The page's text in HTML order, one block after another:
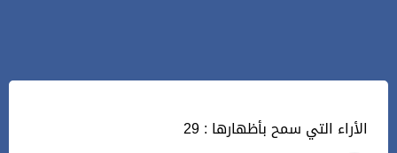
29 : الأراء التي سمح بأظهارها